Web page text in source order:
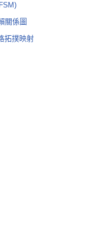
關係圖
拓撲映射